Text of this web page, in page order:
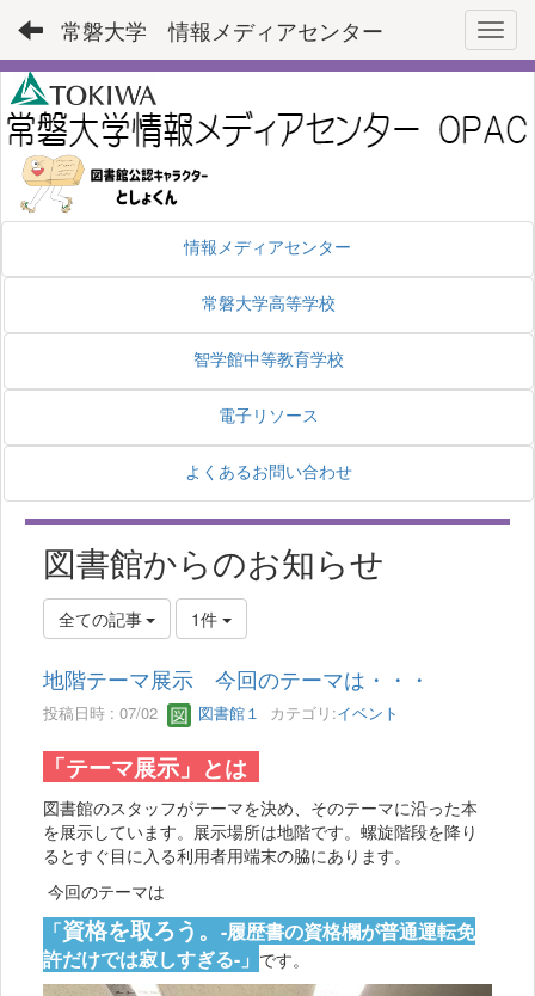
常磐大学 情報メディアセンター
情報メディアセンター
常磐大学高等学校
智学館中等教育学校
電子リソース
よくあるお問い合わせ
図書館からのお知らせ
全ての記事 1件
地階テーマ展示 今回のテーマは・・・
投稿日時 : 07/02 図書館１ カテゴリ:イベント
「テーマ展示」とは
図書館のスタッフがテーマを決め、そのテーマに沿った本
を展示しています。展示場所は地階です。螺旋階段を降り
るとすぐ目に入る利用者用端末の脇にあります。
今回のテーマは
「資格を取ろう。 -履歴書の資格欄が普通運転免
許だけでは寂しすぎる-」 です。